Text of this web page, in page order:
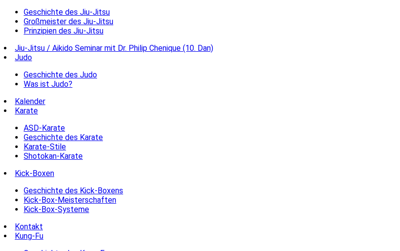
Geschichte des Jiu-Jitsu
Großmeister des Jiu-Jitsu
Prinzipien des Jiu-Jitsu
Jiu-Jitsu / Aikido Seminar mit Dr. Philip Chenique (10. Dan)
Judo
Geschichte des Judo
Was ist Judo?
Kalender
Karate
ASD-Karate
Geschichte des Karate
Karate-Stile
Shotokan-Karate
Kick-Boxen
Geschichte des Kick-Boxens
Kick-Box-Meisterschaften
Kick-Box-Systeme
Kontakt
Kung-Fu